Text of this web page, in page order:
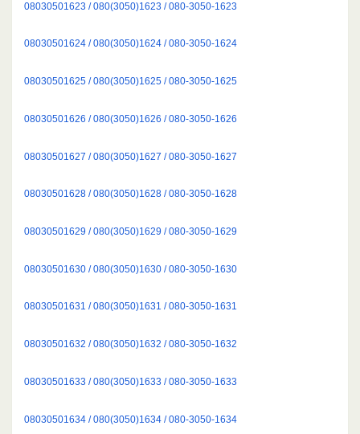
08030501623 / 080(3050)1623 / 080-3050-1623
08030501624 / 080(3050)1624 / 080-3050-1624
08030501625 / 080(3050)1625 / 080-3050-1625
08030501626 / 080(3050)1626 / 080-3050-1626
08030501627 / 080(3050)1627 / 080-3050-1627
08030501628 / 080(3050)1628 / 080-3050-1628
08030501629 / 080(3050)1629 / 080-3050-1629
08030501630 / 080(3050)1630 / 080-3050-1630
08030501631 / 080(3050)1631 / 080-3050-1631
08030501632 / 080(3050)1632 / 080-3050-1632
08030501633 / 080(3050)1633 / 080-3050-1633
08030501634 / 080(3050)1634 / 080-3050-1634